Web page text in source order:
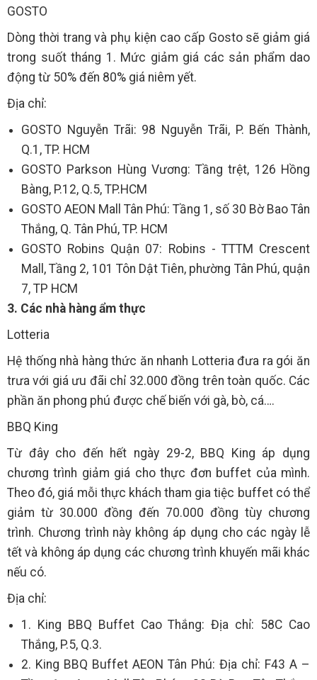
GOSTO
Dòng thời trang và phụ kiện cao cấp Gosto sẽ giảm giá
trong suốt tháng 1. Mức giảm giá các sản phẩm dao
động từ 50% đến 80% giá niêm yết.
Địa chỉ:
GOSTO Nguyễn Trãi: 98 Nguyễn Trãi, P. Bến Thành,
Q.1, TP. HCM
GOSTO Parkson Hùng Vương: Tầng trệt, 126 Hồng
Bàng, P.12, Q.5, TP.HCM
GOSTO AEON Mall Tân Phú: Tầng 1, số 30 Bờ Bao Tân
Thắng, Q. Tân Phú, TP. HCM
GOSTO Robins Quận 07: Robins - TTTM Crescent
Mall, Tầng 2, 101 Tôn Dật Tiên, phường Tân Phú, quận
7, TP HCM
3. Các nhà hàng ẩm thực
Lotteria
Hệ thống nhà hàng thức ăn nhanh Lotteria đưa ra gói ăn
trưa với giá ưu đãi chỉ 32.000 đồng trên toàn quốc. Các
phần ăn phong phú được chế biến với gà, bò, cá….
BBQ King
Từ đây cho đến hết ngày 29-2, BBQ King áp dụng
chương trình giảm giá cho thực đơn buffet của mình.
Theo đó, giá mỗi thực khách tham gia tiệc buffet có thể
giảm từ 30.000 đồng đến 70.000 đồng tùy chương
trình. Chương trình này không áp dụng cho các ngày lễ
tết và không áp dụng các chương trình khuyến mãi khác
nếu có.
Địa chỉ:
1. King BBQ Buffet Cao Thắng: Địa chỉ: 58C Cao
Thắng, P.5, Q.3.
2. King BBQ Buffet AEON Tân Phú: Địa chỉ: F43 A –